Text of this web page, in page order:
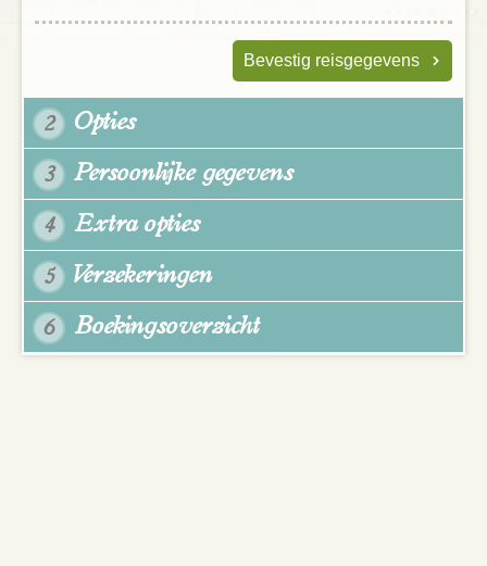
Bevestig reisgegevens
2 Opties
3 Persoonlijke gegevens
4 Extra opties
5 Verzekeringen
6 Boekingsoverzicht